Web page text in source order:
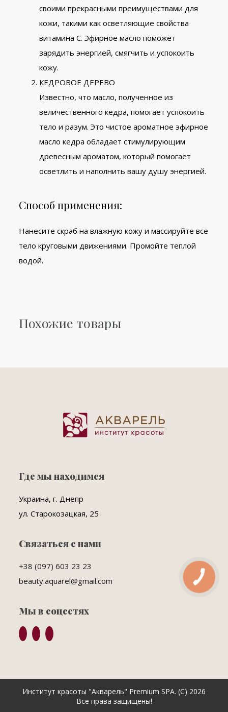
своими прекрасными преимуществами для
кожи, такими как осветляющие свойства
витамина С. Эфирное масло поможет
зарядить энергией, смягчить и успокоить
кожу.
КЕДРОВОЕ ДЕРЕВО
Известно, что масло, полученное из
величественного кедра, помогает успокоить
тело и разум. Это чистое ароматное эфирное
масло кедра обладает стимулирующим
древесным ароматом, который помогает
осветлить и наполнить вашу душу энергией.
Способ применения:
Нанесите скраб на влажную кожу и массируйте все
тело круговыми движениями. Промойте теплой
водой.
Похожие товары
Где мы находимся
Украина, г. Днепр
ул. Старокозацкая, 25
Связаться с нами
+38 (097) 603 23 23
beauty.aquarel@gmail.com
Мы в соцсетях
Институт красоты "Акварель" Premium SPA. (C) 2026
Все права защищены!
КНОПКА
ЗВ'ЯЗКУ